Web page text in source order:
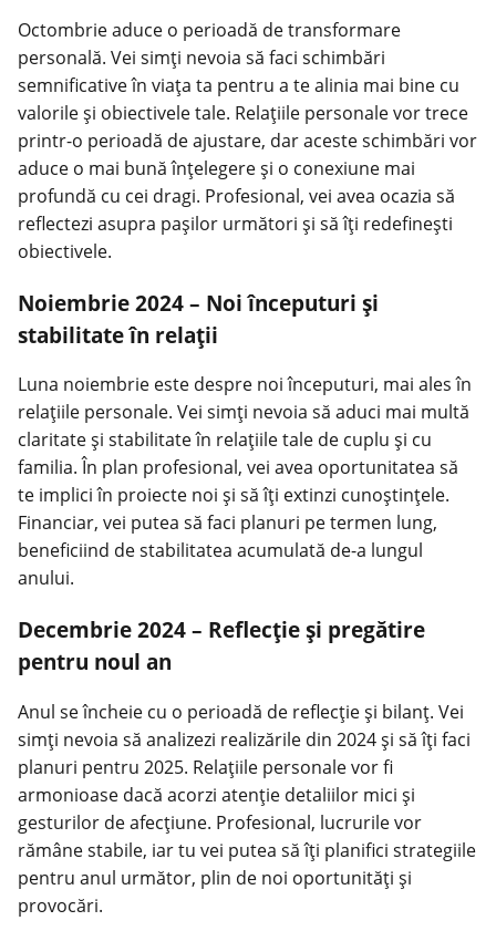
Octombrie aduce o perioadă de transformare
personală. Vei simți nevoia să faci schimbări
semnificative în viața ta pentru a te alinia mai bine cu
valorile și obiectivele tale. Relațiile personale vor trece
printr-o perioadă de ajustare, dar aceste schimbări vor
aduce o mai bună înțelegere și o conexiune mai
profundă cu cei dragi. Profesional, vei avea ocazia să
reflectezi asupra pașilor următori și să îți redefinești
obiectivele.
Noiembrie 2024 – Noi începuturi și
stabilitate în relații
Luna noiembrie este despre noi începuturi, mai ales în
relațiile personale. Vei simți nevoia să aduci mai multă
claritate și stabilitate în relațiile tale de cuplu și cu
familia. În plan profesional, vei avea oportunitatea să
te implici în proiecte noi și să îți extinzi cunoștințele.
Financiar, vei putea să faci planuri pe termen lung,
beneficiind de stabilitatea acumulată de-a lungul
anului.
Decembrie 2024 – Reflecție și pregătire
pentru noul an
Anul se încheie cu o perioadă de reflecție și bilanț. Vei
simți nevoia să analizezi realizările din 2024 și să îți faci
planuri pentru 2025. Relațiile personale vor fi
armonioase dacă acorzi atenție detaliilor mici și
gesturilor de afecțiune. Profesional, lucrurile vor
rămâne stabile, iar tu vei putea să îți planifici strategiile
pentru anul următor, plin de noi oportunități și
provocări.